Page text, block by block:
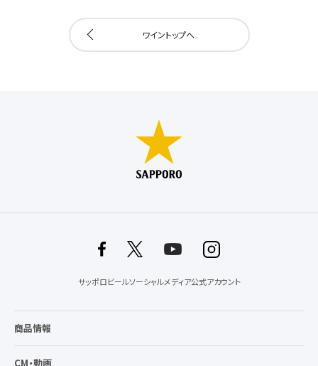
ワイントップへ
サッポロビールソーシャルメディア公式アカウント
商品情報
CM・動画